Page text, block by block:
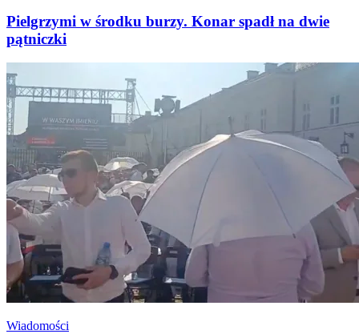
Pielgrzymi w środku burzy. Konar spadł na dwie
pątniczki
Wiadomości